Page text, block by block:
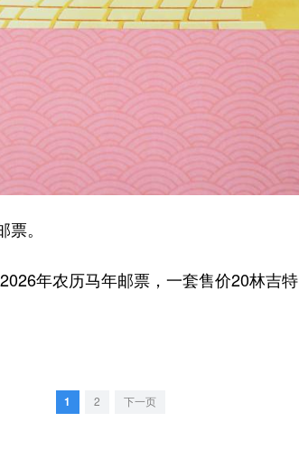
。
年农历马年邮票，一套售价20林吉特
1 2 下一页